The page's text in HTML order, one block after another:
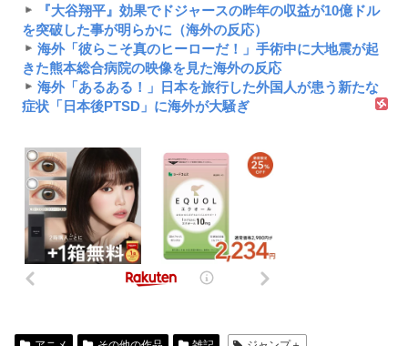
『大谷翔平』効果でドジャースの昨年の収益が10億ドル
を突破した事が明らかに（海外の反応）
海外「彼らこそ真のヒーローだ！」手術中に大地震が起
きた熊本総合病院の映像を見た海外の反応
海外「あるある！」日本を旅行した外国人が患う新たな
症状「日本後PTSD」に海外が大騒ぎ